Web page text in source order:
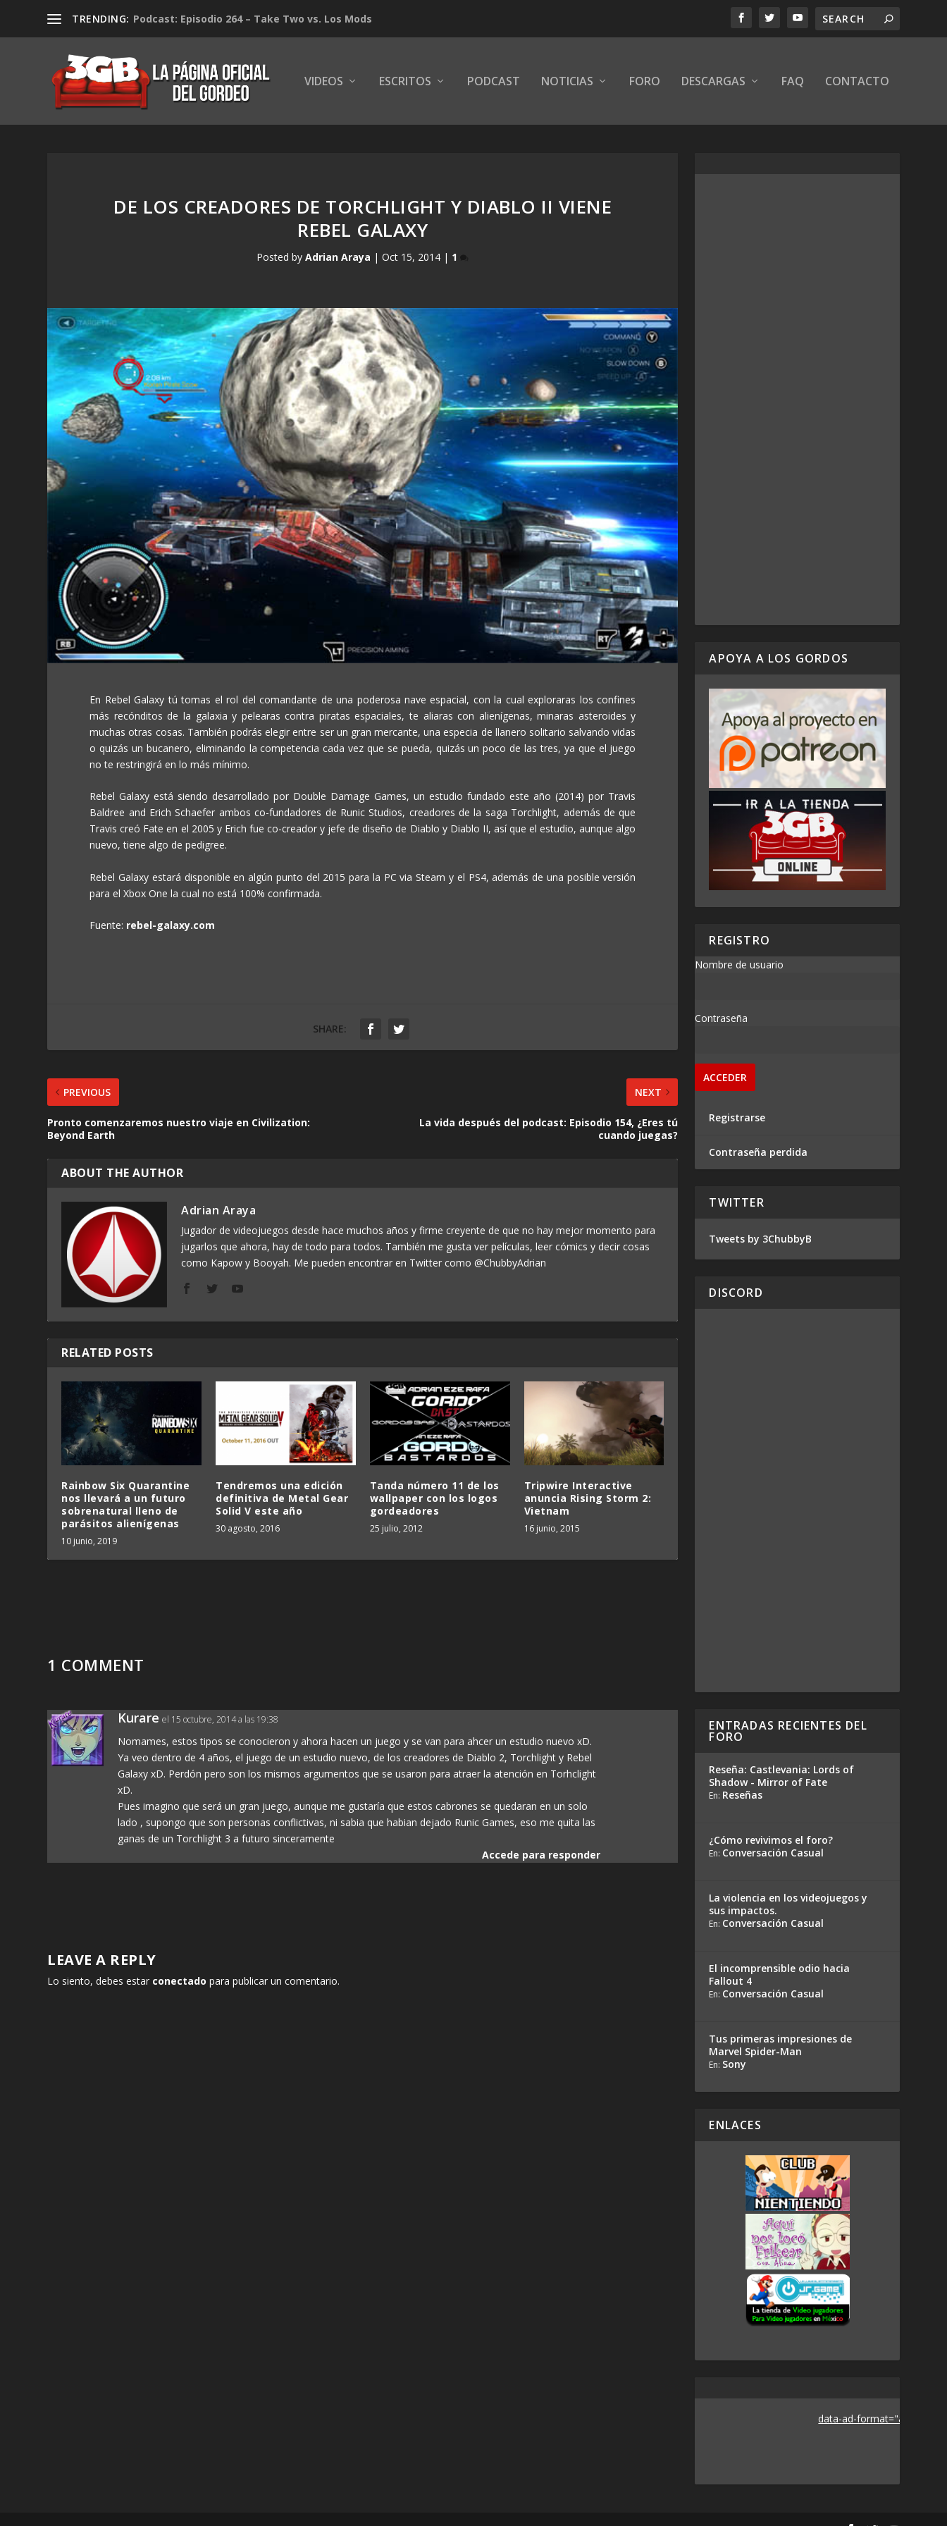
TRENDING: Podcast: Episodio 264 – Take Two vs. Los Mods
VIDEOS ESCRITOS PODCAST NOTICIAS FORO DESCARGAS FAQ CONTACTO
DE LOS CREADORES DE TORCHLIGHT Y DIABLO II VIENE
REBEL GALAXY
Posted byAdrian Araya |Oct 15, 2014 | 1
En Rebel Galaxy tú tomas el rol del comandante de una poderosa nave espacial, con la cual exploraras los confines
más recónditos de la galaxia y pelearas contra piratas espaciales, te aliaras con alienígenas, minaras asteroides y
muchas otras cosas. También podrás elegir entre ser un gran mercante, una especia de llanero solitario salvando vidas
o quizás un bucanero, eliminando la competencia cada vez que se pueda, quizás un poco de las tres, ya que el juego
no te restringirá en lo más mínimo.
Rebel Galaxy está siendo desarrollado por Double Damage Games, un estudio fundado este año (2014) por Travis
Baldree and Erich Schaefer ambos co-fundadores de Runic Studios, creadores de la saga Torchlight, además de que
Travis creó Fate en el 2005 y Erich fue co-creador y jefe de diseño de Diablo y Diablo II, así que el estudio, aunque algo
nuevo, tiene algo de pedigree.
Rebel Galaxy estará disponible en algún punto del 2015 para la PC via Steam y el PS4, además de una posible versión
para el Xbox One la cual no está 100% confirmada.
Fuente: rebel-galaxy.com
SHARE:
PREVIOUS
Pronto comenzaremos nuestro viaje en Civilization:
Beyond Earth
NEXT
La vida después del podcast: Episodio 154, ¿Eres tú
cuando juegas?
ABOUT THE AUTHOR
Adrian Araya
Jugador de videojuegos desde hace muchos años y firme creyente de que no hay mejor momento para
jugarlos que ahora, hay de todo para todos. También me gusta ver películas, leer cómics y decir cosas
como Kapow y Booyah. Me pueden encontrar en Twitter como @ChubbyAdrian
RELATED POSTS
Rainbow Six Quarantine
nos llevará a un futuro
sobrenatural lleno de
parásitos alienígenas
10 junio, 2019
Tendremos una edición
definitiva de Metal Gear
Solid V este año
30 agosto, 2016
Tanda número 11 de los
wallpaper con los logos
gordeadores
25 julio, 2012
Tripwire Interactive
anuncia Rising Storm 2:
Vietnam
16 junio, 2015
1 COMMENT
Kurare el 15 octubre, 2014 a las 19:38
Nomames, estos tipos se conocieron y ahora hacen un juego y se van para ahcer un estudio nuevo xD.
Ya veo dentro de 4 años, el juego de un estudio nuevo, de los creadores de Diablo 2, Torchlight y Rebel
Galaxy xD. Perdón pero son los mismos argumentos que se usaron para atraer la atención en Torhclight
xD.
Pues imagino que será un gran juego, aunque me gustaría que estos cabrones se quedaran en un solo
lado , supongo que son personas conflictivas, ni sabia que habian dejado Runic Games, eso me quita las
ganas de un Torchlight 3 a futuro sinceramente
Accede para responder
LEAVE A REPLY
Lo siento, debes estar conectado para publicar un comentario.
APOYA A LOS GORDOS
REGISTRO
Nombre de usuario
Contraseña
Registrarse
Contraseña perdida
TWITTER
Tweets by 3ChubbyB
DISCORD
ENTRADAS RECIENTES DEL
FORO
Reseña: Castlevania: Lords of
Shadow - Mirror of Fate
En: Reseñas
¿Cómo revivimos el foro?
En: Conversación Casual
La violencia en los videojuegos y
sus impactos.
En: Conversación Casual
El incomprensible odio hacia
Fallout 4
En: Conversación Casual
Tus primeras impresiones de
Marvel Spider-Man
En: Sony
ENLACES
data-ad-format="auto">